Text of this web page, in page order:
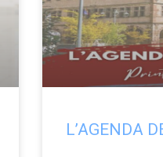
L’AGENDA